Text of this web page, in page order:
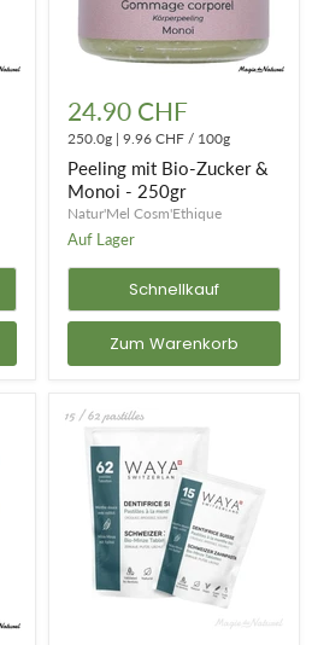
mit
Bio-
Zucker
&
Monoi
250gr
24.90 CHF
250.0g | 9.96 CHF / 100g
Peeling mit Bio-Zucker &
Monoi - 250gr
Natur'Mel Cosm'Ethique
Auf Lager
Schnellkauf
Zum Warenkorb